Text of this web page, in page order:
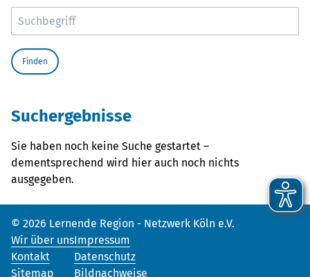
Suchergebnisse
Sie haben noch keine Suche gestartet –
dementsprechend wird hier auch noch nichts
ausgegeben.
© 2026 Lernende Region - Netzwerk Köln e.V.
Wir über uns
Kontakt
Sitemap
Impressum
Datenschutz
Bildnachweise